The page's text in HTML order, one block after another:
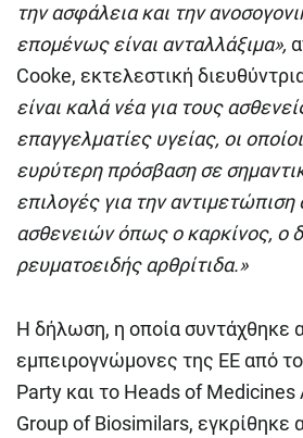
την ασφάλεια και την
επομένως είναι ανταλλάξιμα»,
Cooke, εκτελεστική
είναι καλά νέα για τους
επαγγελματίες υγείας, οι
ευρύτερη πρόσβαση σε
επιλογές για την
ασθενειών όπως ο καρκίνος, ο
ρευματοειδής αρθρίτιδα.»
Η δήλωση, η οποία συντάχθηκε
εμπειρογνώμονες της ΕΕ από
Party και το Heads of
Group of Biosimilars, εγκρίθηκε